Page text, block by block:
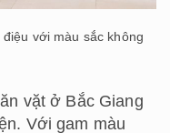
với màu sắc không
vặt ở Bắc Giang
Với gam màu